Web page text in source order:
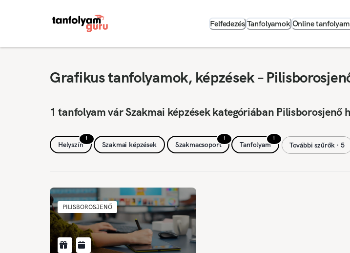
Felfedezés Tanfolyamok Online
Grafikus tanfolyamok, képzések –
1 tanfolyam vár Szakmai képzések kategóriában Pilisborosjenő
1
Helyszín Szakmai képzések
1
Szakmacsoport
1
Tanfolyam További szűrők ∙ 5
PILISBOROSJENŐ